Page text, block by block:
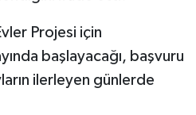
Projesi için
başlayacağı, başvuru
ilerleyen günlerde